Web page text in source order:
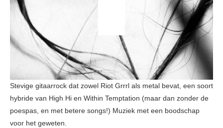
Stevige gitaarrock dat zowel Riot Grrrl als metal bevat, een soort
hybride van High Hi en Within Temptation (maar dan zonder de
poespas, en met betere songs!) Muziek met een boodschap
voor het geweten.